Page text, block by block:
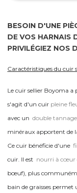
BESOIN D'UNE
DE VOS HARNAIS
PRIVILÉGIEZ NOS
Caractéristiques du cuir
Le cuir sellier Boyoma a
s'agit d'un cuir pleine
avec un double
minéraux apportent de
Ce cuir bénéficie d'une
cuir. Il est nourri à cœur
bœuf), plus
bain de graisses permet